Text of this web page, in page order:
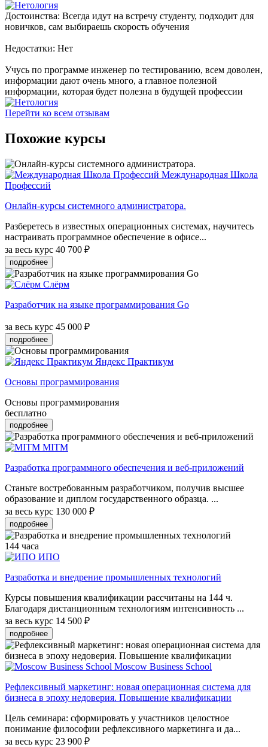
Достоинства: Всегда идут на встречу студенту, подходит для
новичков, сам выбираешь скорость обучения
Недостатки: Нет
Учусь по программе инженер по тестированию, всем доволен,
информации дают очень много, а главное полезной
информации, которая будет полезна в будущей профессии
Перейти ко всем отзывам
Похожие курсы
Международная Школа
Профессий
Онлайн-курсы системного администратора.
Разберетесь в известных операционных системах, научитесь
настраивать программное обеспечение в офисе...
за весь курс 40 700 ₽
подробнее
Слёрм
Разработчик на языке программирования Go
за весь курс 45 000 ₽
подробнее
Яндекс Практикум
Основы программирования
Основы программирования
бесплатно
подробнее
MITM
Разработка программного обеспечения и веб-приложений
Станьте востребованным разработчиком, получив высшее
образование и диплом государственного образца. ...
за весь курс 130 000 ₽
подробнее
144 часа
ИПО
Разработка и внедрение промышленных технологий
Курсы повышения квалификации рассчитаны на 144 ч.
Благодаря дистанционным технологиям интенсивность ...
за весь курс 14 500 ₽
подробнее
Moscow Business School
Рефлексивный маркетинг: новая операционная система для
бизнеса в эпоху недоверия. Повышение квалификации
Цель семинара: сформировать у участников целостное
понимание философии рефлексивного маркетинга и да...
за весь курс 23 900 ₽